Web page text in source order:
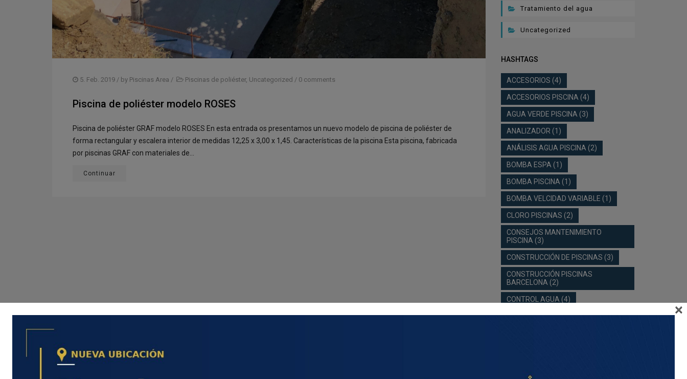
5. Feb. 2019 / by Piscinas Area / Piscinas de poliéster, Uncategorized / 0 comments
Piscina de poliéster modelo ROSES
Piscina de poliéster GRAF modelo ROSES En esta entrada os presentamos un nuevo modelo de piscina de poliéster de
forma rectangular y escalera interior de medidas 12,25 x 3,00 x 1,45. Características de la piscina Esta piscina, fabricada
por piscinas GRAF con materiales de...
Continuar
Tratamiento del agua
Uncategorized
HASHTAGS
ACCESORIOS (4)
ACCESORIOS PISCINA (4)
AGUA VERDE PISCINA (3)
ANALIZADOR (1)
ANÁLISIS AGUA PISCINA (2)
BOMBA ESPA (1)
BOMBA PISCINA (1)
BOMBA VELCIDAD VARIABLE (1)
CLORO PISCINAS (2)
CONSEJOS MANTENIMIENTO
PISCINA (3)
CONSTRUCCIÓN DE PISCINAS (3)
CONSTRUCCIÓN PISCINAS
BARCELONA (2)
CONTROL AGUA (4)
DEPURADORA PISCINA(2) ×